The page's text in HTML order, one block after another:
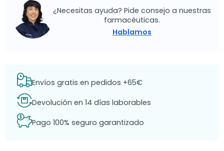
¿Necesitas ayuda? Pide consejo a nuestras
farmacéuticas.
Hablamos
Envíos gratis en pedidos +65€
Devolución en 14 días laborables
Pago 100% seguro garantizado